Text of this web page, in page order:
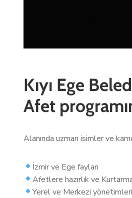
Kıyı Ege
Afet
Alanında uzman isimler ve
İzmir ve Ege fayları
Afetlere hazırlık ve
Yerel ve Merkezi